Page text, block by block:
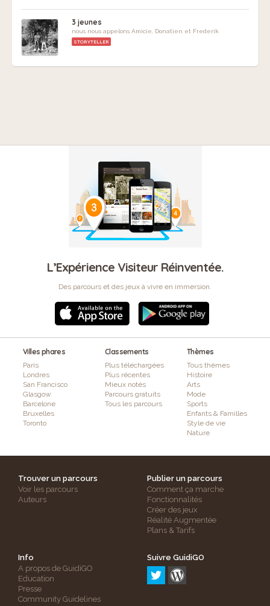
3 jeunes
nous nous appelons Amicie, Donatien et Frederik
STORYTELLER
L’Expérience Visiteur Réinventée.
Des parcours et des jeux à vivre en immersion.
Villes phares
Paris
Londres
San Francisco
Glasgow
Barcelone
Bruxelles
Toronto
Classements
Plus téléchargées
Plus récentes
Mieux notés
Parcours gratuits
Tous les parcours
Thèmes
Tous thèmes
Histoire
Arts
Mode
Sports
Enfants & Familles
Style de vie
Nature
Trouver un parcours
Voir les parcours
Auteurs
Publier un parcours
Comment ça marche
Fonctionnalités
Créer des jeux
Réalité Augmentée
Plans & Tarifs
Info
A propos de GuidiGO
Education
Presse
Community Guidelines
Suivre GuidiGO